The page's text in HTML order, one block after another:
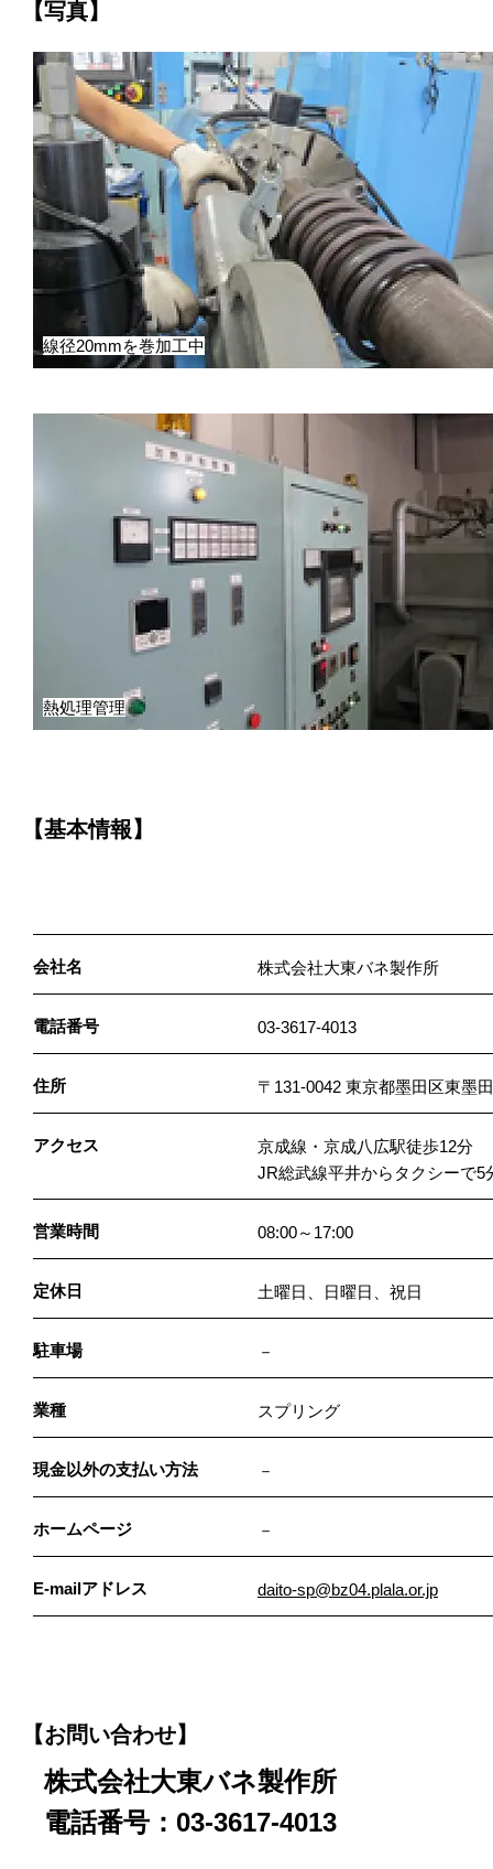
【写真】
線径20mmを巻加工中
熱処理管理
【基本情報】
会社名 株式会社大東バネ製作所
電話番号 03-3617-4013
住所 〒131-0042 東京都墨田区東墨
アクセス
京成線・京成八広駅徒歩12分
JR総武線平井からタクシーで5
営業時間 08:00～17:00
定休日 土曜日、日曜日、祝日
駐車場 －
業種 スプリング
現金以外の支払い方法 －
ホームページ －
E-mailアドレス daito-sp@bz04.plala.or.jp
【お問い合わせ】
株式会社大東バネ製作所
電話番号：03-3617-4013